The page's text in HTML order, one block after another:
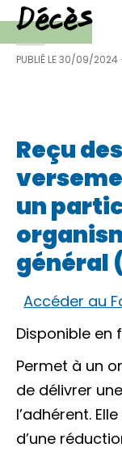
Décès
PUBLIÉ LE30/09/2024
Reçu
un
général
Accéder au
Disponible en
Permet à un
de délivrer
l’adhérent.
d’une